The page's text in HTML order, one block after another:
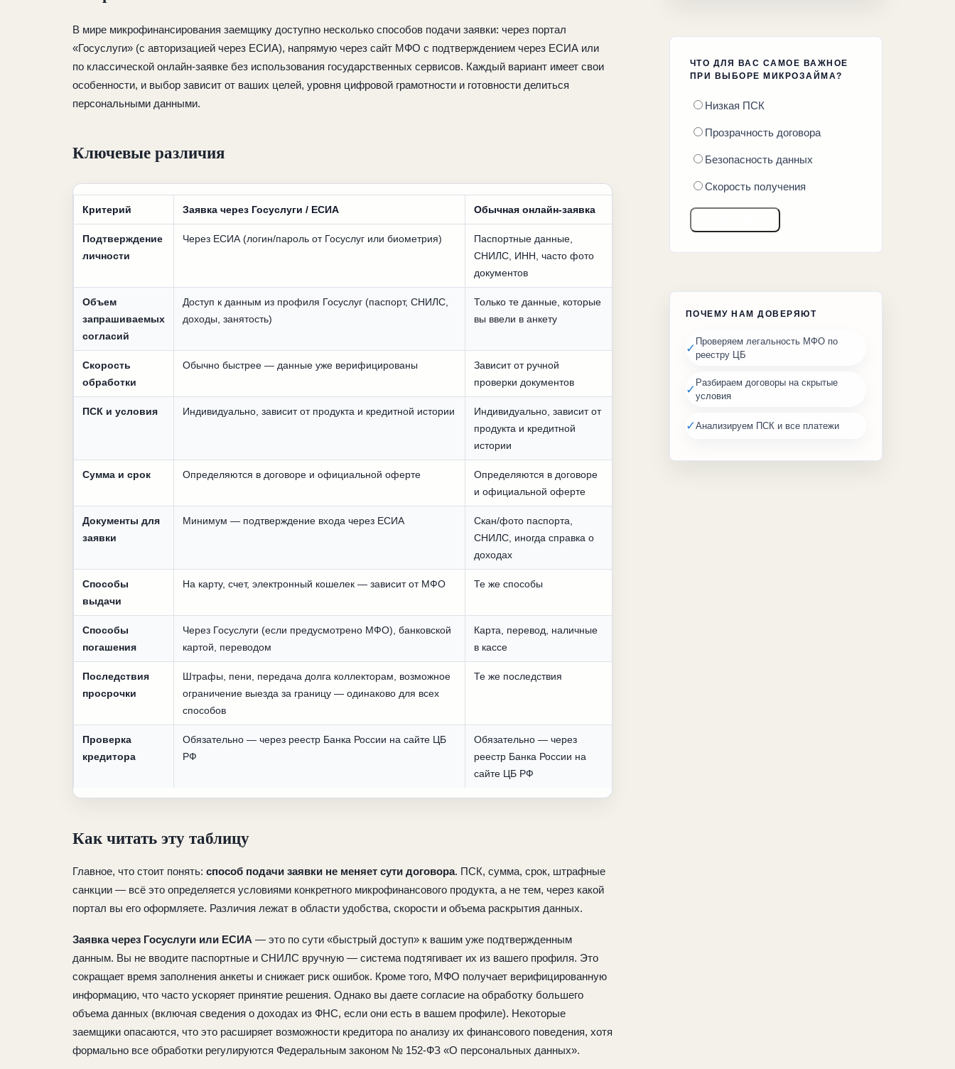
В мире микрофинансирования заемщику доступно несколько способов подачи заявки: через портал
«Госуслуги» (с авторизацией через ЕСИА), напрямую через сайт МФО с подтверждением через ЕСИА или
по классической онлайн-заявке без использования государственных сервисов. Каждый вариант имеет свои
особенности, и выбор зависит от ваших целей, уровня цифровой грамотности и готовности делиться
персональными данными.
Ключевые различия
Критерий Заявка через Госуслуги / ЕСИА Обычная онлайн-заявка
Подтверждение
личности
Через ЕСИА (логин/пароль от Госуслуг или биометрия)
Паспортные данные,
СНИЛС, ИНН, часто фото
документов
Объем
запрашиваемых
согласий
Доступ к данным из профиля Госуслуг (паспорт, СНИЛС,
доходы, занятость)
Только те данные, которые
вы ввели в анкету
Скорость
обработки
Обычно быстрее — данные уже верифицированы
Зависит от ручной
проверки документов
ПСК и условия Индивидуально, зависит от продукта и кредитной истории
Индивидуально, зависит от
продукта и кредитной
истории
Сумма и срок Определяются в договоре и официальной оферте
Определяются в договоре
и официальной оферте
Документы для
заявки
Минимум — подтверждение входа через ЕСИА
Скан/фото паспорта,
СНИЛС, иногда справка о
доходах
Способы
выдачи
На карту, счет, электронный кошелек — зависит от МФО Те же способы
Способы
погашения
Через Госуслуги (если предусмотрено МФО), банковской
картой, переводом
Карта, перевод, наличные
в кассе
Последствия
просрочки
Штрафы, пени, передача долга коллекторам, возможное
ограничение выезда за границу — одинаково для всех
способов
Те же последствия
Проверка
кредитора
Обязательно — через реестр Банка России на сайте ЦБ
РФ
Обязательно — через
реестр Банка России на
сайте ЦБ РФ
Как читать эту таблицу
Главное, что стоит понять: способ подачи заявки не меняет сути договора. ПСК, сумма, срок, штрафные
санкции — всё это определяется условиями конкретного микрофинансового продукта, а не тем, через какой
портал вы его оформляете. Различия лежат в области удобства, скорости и объема раскрытия данных.
Заявка через Госуслуги или ЕСИА — это по сути «быстрый доступ» к вашим уже подтвержденным
данным. Вы не вводите паспортные и СНИЛС вручную — система подтягивает их из вашего профиля. Это
сокращает время заполнения анкеты и снижает риск ошибок. Кроме того, МФО получает верифицированную
информацию, что часто ускоряет принятие решения. Однако вы даете согласие на обработку большего
объема данных (включая сведения о доходах из ФНС, если они есть в вашем профиле). Некоторые
заемщики опасаются, что это расширяет возможности кредитора по анализу их финансового поведения, хотя
формально все обработки регулируются Федеральным законом № 152-ФЗ «О персональных данных».
ЧТО ДЛЯ ВАС САМОЕ ВАЖНОЕ
ПРИ ВЫБОРЕ МИКРОЗАЙМА?
Низкая ПСК
Прозрачность договора
Безопасность данных
Скорость получения
ПОЧЕМУ НАМ ДОВЕРЯЮТ
✓ Проверяем легальность МФО по
реестру ЦБ
✓ Разбираем договоры на скрытые
условия
✓Анализируем ПСК и все платежи